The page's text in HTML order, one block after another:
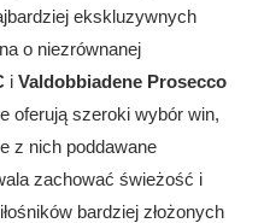
ekskluzywnych
o niezrównanej
i Valdobbiadene Prosecco
oferują szeroki wybór win,
z nich poddawane
zachować świeżość i
bardziej złożonych